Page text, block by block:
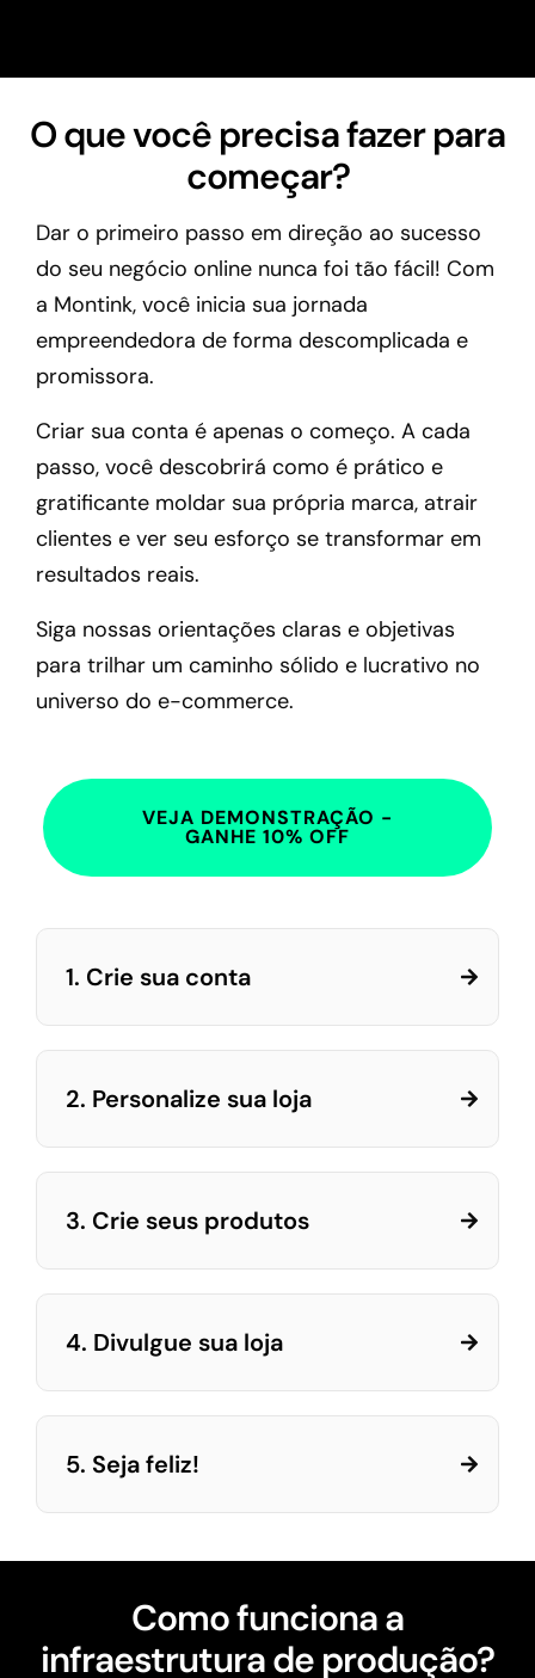
O que você precisa fazer para
começar?
Dar o primeiro passo em direção ao sucesso
do seu negócio online nunca foi tão fácil! Com
a Montink, você inicia sua jornada
empreendedora de forma descomplicada e
promissora.
Criar sua conta é apenas o começo. A cada
passo, você descobrirá como é prático e
gratificante moldar sua própria marca, atrair
clientes e ver seu esforço se transformar em
resultados reais.
Siga nossas orientações claras e objetivas
para trilhar um caminho sólido e lucrativo no
universo do e-commerce.
VEJA DEMONSTRAÇÃO -
GANHE 10% OFF
1. Crie sua conta
2. Personalize sua loja
3. Crie seus produtos
4. Divulgue sua loja
5. Seja feliz!
Como funciona a
infraestrutura de produção?